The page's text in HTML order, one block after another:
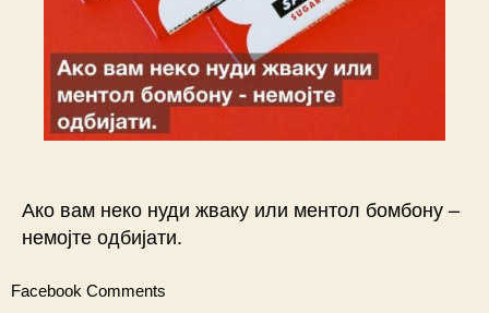
Ако вам неко нуди жваку или ментол бомбону –
немојте одбијати. ⠀
Facebook Comments